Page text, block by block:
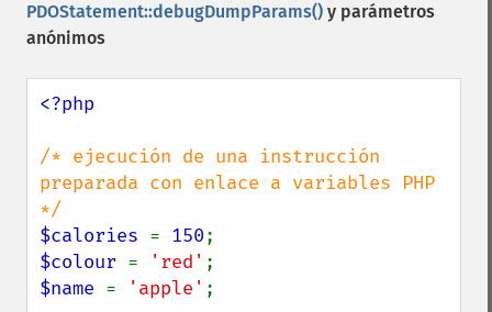
PDOStatement::debugDumpParams() y parámetros
anónimos
<?php
/* ejecución de una instrucción
preparada con enlace a variables PHP
$calories = 150
$colour = 'red'
$name = 'apple' ;